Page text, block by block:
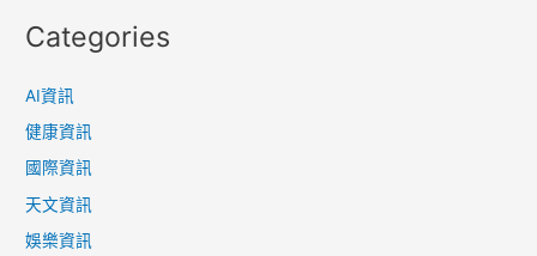
Categories
AI資訊
健康資訊
國際資訊
天文資訊
娛樂資訊